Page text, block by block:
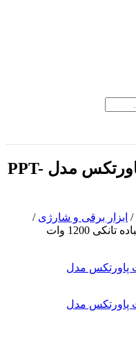
سنباده تانکی 1200 وات پاورتکس مدل PPT-
/ ابزار برقی و شارژی /
سنباده تانکی 1200 وات